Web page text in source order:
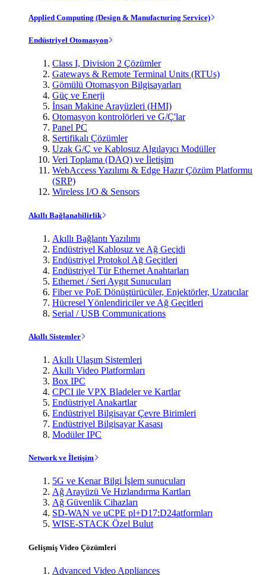
Applied Computing (Design & Manufacturing Service)
Endüstriyel Otomasyon
Class I, Division 2 Çözümler
Gateways & Remote Terminal Units (RTUs)
Gömülü Otomasyon Bilgisayarları
Güç ve Enerji
İnsan Makine Arayüzleri (HMI)
Otomasyon kontrolörleri ve G/Ç'lar
Panel PC
Sertifikalı Çözümler
Uzak G/Ç ve Kablosuz Algılayıcı Modüller
Veri Toplama (DAQ) ve İletişim
WebAccess Yazılımı & Edge Hazır Çözüm Platformu
(SRP)
Wireless I/O & Sensors
Akıllı Bağlanabilirlik
Akıllı Bağlantı Yazılımı
Endüstriyel Kablosuz ve Ağ Geçidi
Endüstriyel Protokol Ağ Geçitleri
Endüstriyel Tür Ethernet Anahtarları
Ethernet / Seri Aygıt Sunucuları
Fiber ve PoE Dönüştürücüler, Enjektörler, Uzatıcılar
Hücresel Yönlendiriciler ve Ağ Geçitleri
Serial / USB Communications
Akıllı Sistemler
Akıllı Ulaşım Sistemleri
Akıllı Video Platformları
Box IPC
CPCI ile VPX Bladeler ve Kartlar
Endüstriyel Anakartlar
Endüstriyel Bilgisayar Çevre Birimleri
Endüstriyel Bilgisayar Kasası
Modüler IPC
Network ve İletişim
5G ve Kenar Bilgi İşlem sunucuları
Ağ Arayüzü Ve Hızlandırma Kartları
Ağ Güvenlik Cihazları
SD-WAN ve uCPE pl+D17:D24atformları
WISE-STACK Özel Bulut
Gelişmiş Video Çözümleri
Advanced Video Appliances